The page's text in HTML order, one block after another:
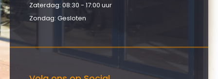
Zaterdag: 08:30 - 17:00 uur
Zondag: Gesloten